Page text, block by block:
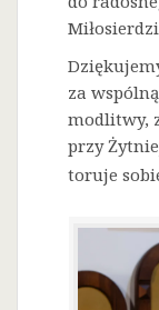
za
modlitwy,
przy
toruje